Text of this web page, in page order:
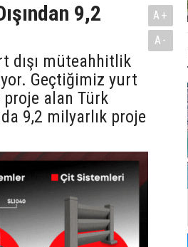
9,2
dışı müteahhitlik
Geçtiğimiz yurt
proje alan Türk
9,2 milyarlık proje
A+
A-